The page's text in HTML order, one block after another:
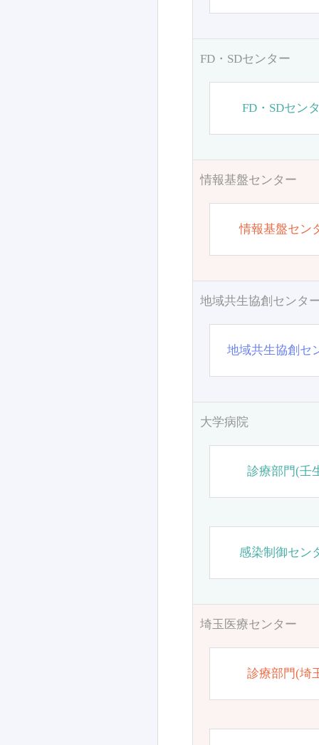
FD・SDセンター
FD・SDセン
情報基盤センター
情報基盤セン
地域共生協創センタ
地域共生協創セ
大学病院
診療部門(壬
感染制御セン
埼玉医療センター
診療部門(埼